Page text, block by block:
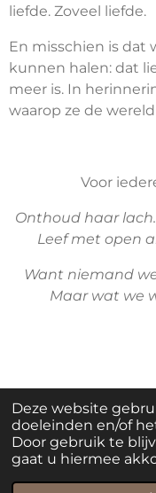
Deze website
doeleinden en/of
Door gebruik te
gaat u hiermee
liefde. Zoveel liefde.
En misschien is dat
kunnen halen: dat
meer is. In
waarop ze de
Voor
Onthoud haar
Leef met open
Want niemand
Maar wat we
© 2023 - 2026
Powered by JouwWeb